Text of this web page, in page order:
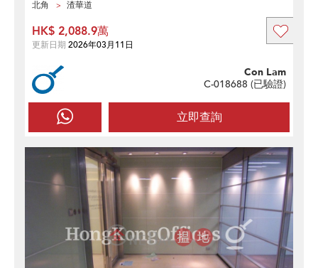
北角 渣華道
立即查詢
Con Lam
C-018688 (已驗證)
HK$ 2,088.9萬
更新日期 2026年03月11日